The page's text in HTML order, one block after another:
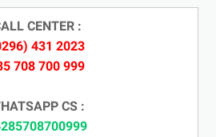
CENTER :
431 2023
708 700 999
CS :